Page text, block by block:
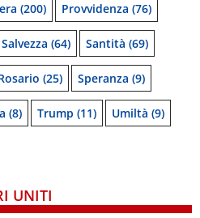
(200) Provvidenza (76)
Salvezza (64) Santità (69)
(25) Speranza (9)
(8) Trump (11) Umiltà (9)
UNITI